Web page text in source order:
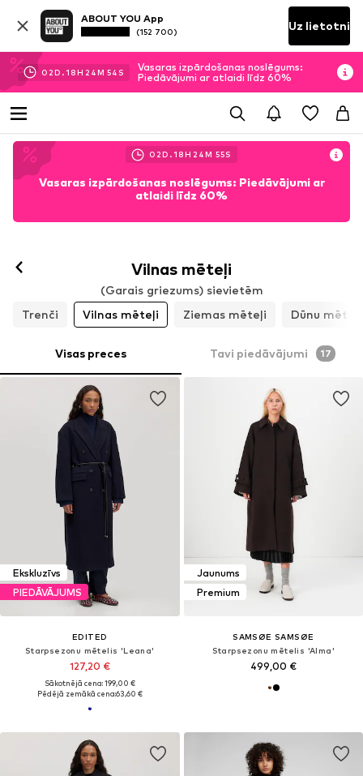
ABOUT YOU App
(152 700) Uz lietotni
02D.18H 24M 52 S
Vasaras izpārdošanas noslēgums:
Piedāvājumi ar atlaidi līdz 60%
02D.18H 24M 52S
Vasaras izpārdošanas noslēgums: Piedāvājumi ar
atlaidi līdz 60%
Vilnas mēteļi
(Garais griezums) sievietēm
Trenči
Vilnas mēteļi Ziemas mēteļi Dūnu mēteļi
Visas preces Tavi piedāvājumi 17
Ekskluzīvs
PIEDĀVĀJUMS
EDITED
Starpsezonu mētelis 'Leana'
127,20 €
Sākotnējā cena: 199,00 €
Pēdējā zemākā cena:63,60 €
Jaunums
Premium
SAMSØE SAMSØE
Starpsezonu mētelis 'Alma'
499,00 €